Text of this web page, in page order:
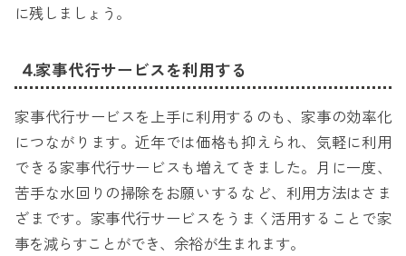
に残しましょう。
4.家事代行サービスを利用する
家事代行サービスを上手に利用するのも、家事の効率化
につながります。近年では価格も抑えられ、気軽に利用
できる家事代行サービスも増えてきました。月に一度、
苦手な水回りの掃除をお願いするなど、利用方法はさま
ざまです。家事代行サービスをうまく活用することで家
事を減らすことができ、余裕が生まれます。